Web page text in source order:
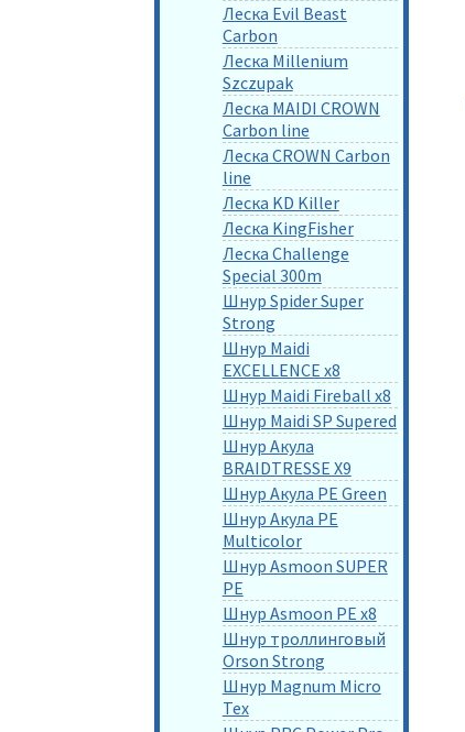
Леска Evil Beast
Carbon
Леска Millenium
Szczupak
Леска MAIDI CROWN
Carbon line
Леска CROWN Carbon
line
Леска KD Killer
Леска KingFisher
Леска Challenge
Special 300m
Шнур Spider Super
Strong
Шнур Maidi
EXCELLENCE x8
Шнур Maidi Fireball x8
Шнур Maidi SP Supered
Шнур Акула
BRAIDTRESSE X9
Шнур Акула PE Green
Шнур Акула PE
Multicolor
Шнур Asmoon SUPER
PE
Шнур Asmoon PE x8
Шнур троллинговый
Orson Strong
Шнур Magnum Micro
Tex